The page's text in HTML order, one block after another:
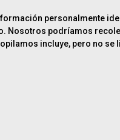
personalmente
Nosotros podríamos
incluye, pero no